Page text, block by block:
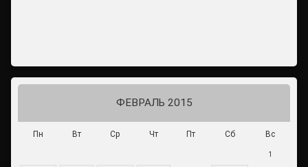
ФЕВРАЛЬ 2015
Пн Вт Ср Чт Пт Сб Вс
1